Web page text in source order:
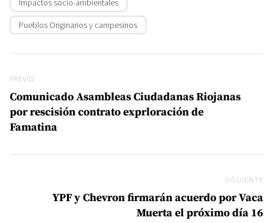
Pueblos Originarios y campesinos
Previo
PREVIO
Comunicado Asambleas Ciudadanas Riojanas
por rescisión contrato exprloración de
Famatina
SIGUIENTE
YPF y Chevron firmarán acuerdo por Vaca
Muerta el próximo día 16